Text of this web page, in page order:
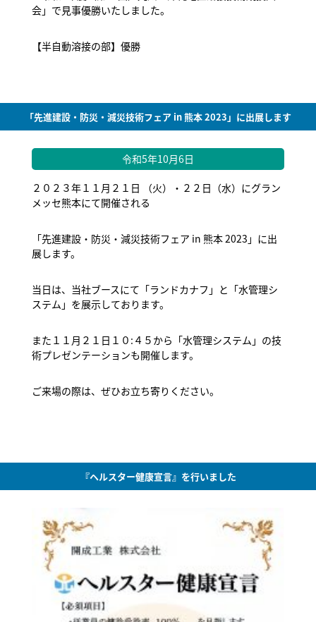
会」で見事優勝いたしました。
【半自動溶接の部】優勝
「先進建設・防災・減災技術フェア in 熊本 2023」に出展します
令和5年10月6日
２０２３年１１月２１日 （火）・２２日（水）にグラン
メッセ熊本にて開催される
「先進建設・防災・減災技術フェア in 熊本 2023」に出
展します。
当日は、当社ブースにて「ランドカナフ」と「水管理シ
ステム」を展示しております。
また１１月２１日１０:４５から「水管理システム」の技
術プレゼンテーションも開催します。
ご来場の際は、ぜひお立ち寄りください。
『ヘルスター健康宣言』を行いました